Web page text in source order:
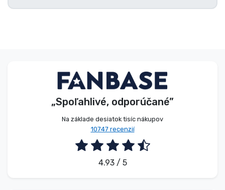
„Spoľahlivé, odporúčané”
Na základe desiatok tisíc nákupov
10747 recenzií
4.93 / 5